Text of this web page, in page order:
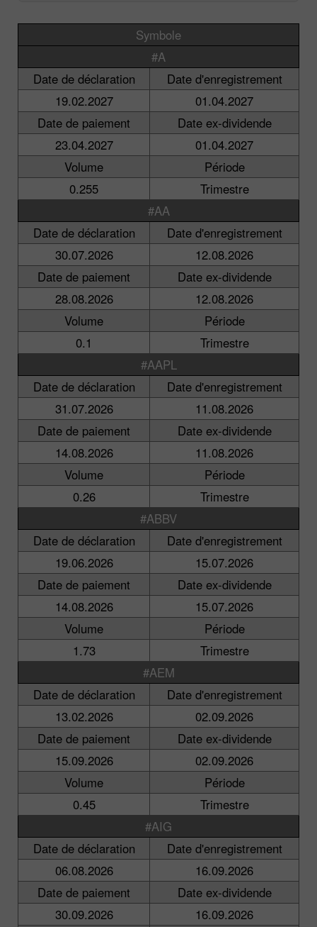
Symbole
#A
Date de déclaration
Date d'enregistrement
19.02.2027
01.04.2027
Date de paiement
Date ex-dividende
23.04.2027
01.04.2027
Volume
Période
0.255
Trimestre
#AA
Date de déclaration
Date d'enregistrement
30.07.2026
12.08.2026
Date de paiement
Date ex-dividende
28.08.2026
12.08.2026
Volume
Période
0.1
Trimestre
#AAPL
Date de déclaration
Date d'enregistrement
31.07.2026
11.08.2026
Date de paiement
Date ex-dividende
14.08.2026
11.08.2026
Volume
Période
0.26
Trimestre
#ABBV
Date de déclaration
Date d'enregistrement
19.06.2026
15.07.2026
Date de paiement
Date ex-dividende
14.08.2026
15.07.2026
Volume
Période
1.73
Trimestre
#AEM
Date de déclaration
Date d'enregistrement
13.02.2026
02.09.2026
Date de paiement
Date ex-dividende
15.09.2026
02.09.2026
Volume
Période
0.45
Trimestre
#AIG
Date de déclaration
Date d'enregistrement
06.08.2026
16.09.2026
Date de paiement
Date ex-dividende
30.09.2026
16.09.2026